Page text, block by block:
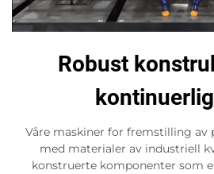
Robust
Våre maskiner for fremstilling av
med materialer av industriell
konstruerte komponenter som